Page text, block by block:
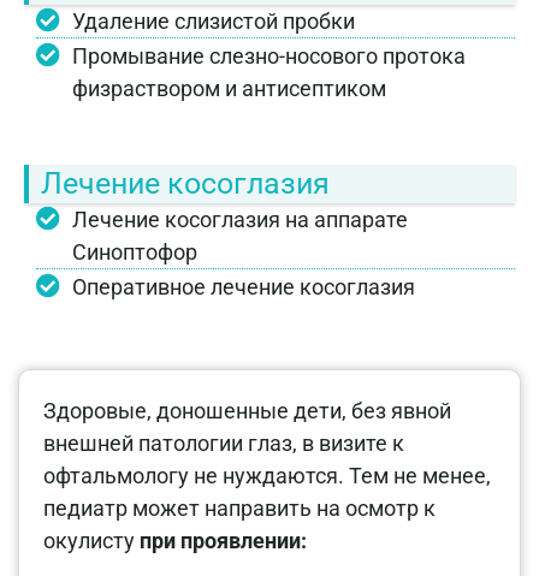
Удаление слизистой пробки
Промывание слезно-носового протока
физраствором и антисептиком
Лечение косоглазия
Лечение косоглазия на аппарате
Синоптофор
Оперативное лечение косоглазия
Здоровые, доношенные дети, без явной
внешней патологии глаз, в визите к
офтальмологу не нуждаются. Тем не менее,
педиатр может направить на осмотр к
окулисту при проявлении: